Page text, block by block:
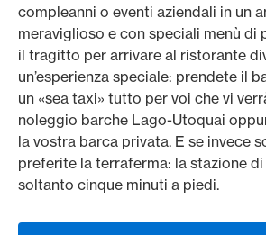
compleanni o eventi aziendali in un
meraviglioso e con speciali menù di
il tragitto per arrivare al ristorante
un’esperienza speciale: prendete il
un «sea taxi» tutto per voi che vi
noleggio barche Lago-Utoquai
la vostra barca privata. E se invece
preferite la terraferma: la stazione
soltanto cinque minuti a piedi.